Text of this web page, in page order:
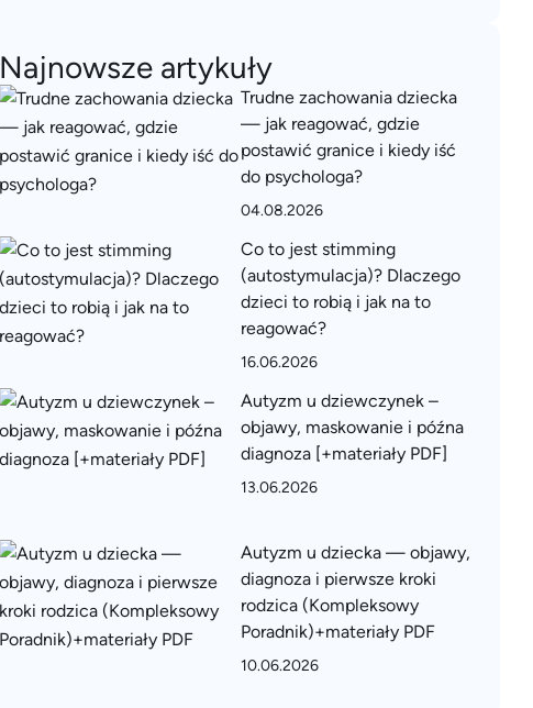
Najnowsze artykuły
Trudne zachowania dziecka
— jak reagować, gdzie
postawić granice i kiedy iść
do psychologa?
04.08.2026
Co to jest stimming
(autostymulacja)? Dlaczego
dzieci to robią i jak na to
reagować?
16.06.2026
Autyzm u dziewczynek –
objawy, maskowanie i późna
diagnoza [+materiały PDF]
13.06.2026
Autyzm u dziecka — objawy,
diagnoza i pierwsze kroki
rodzica (Kompleksowy
Poradnik)+materiały PDF
10.06.2026